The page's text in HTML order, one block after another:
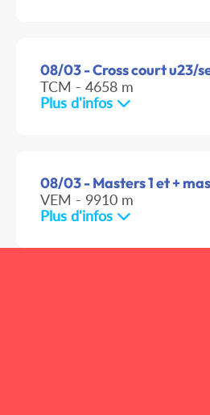
08/03 - Cross court u23/
TCM - 4658 m
Plus d'infos
08/03 - Masters 1 et +
VEM - 9910 m
Plus d'infos